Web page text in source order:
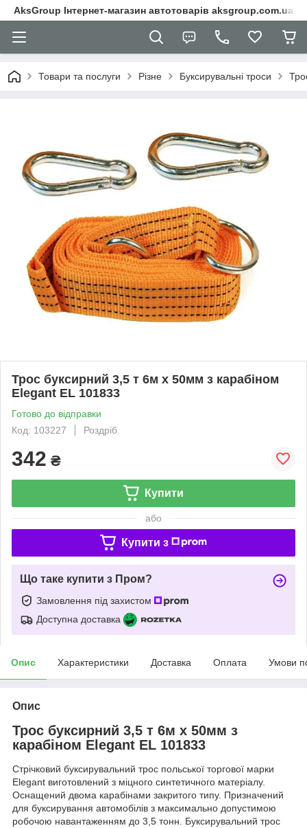
AksGroup Інтернет-магазин автотоварів aksgroup.com.ua
Товари та послуги Різне Буксирувальні троси
Трос буксирний 3,5 т 6м х 50мм з карабіном
Elegant EL 101833
Готово до відправки
Код: 103227
Роздріб
342 ₴
Купити
або
Купити з
Що таке купити з Пром?
Замовлення під захистом
Доступна доставка
Опис Характеристики Доставка Оплата Умови
Опис
Трос буксирний 3,5 т 6м х 50мм з
карабіном Elegant EL 101833
Стрічковий буксирувальний трос польської торгової марки
Elegant виготовлений з міцного синтетичного матеріалу.
Оснащений двома карабінами закритого типу. Призначений
для буксирування автомобілів з максимально допустимою
робочою навантаженням до 3,5 тонн. Буксирувальний трос